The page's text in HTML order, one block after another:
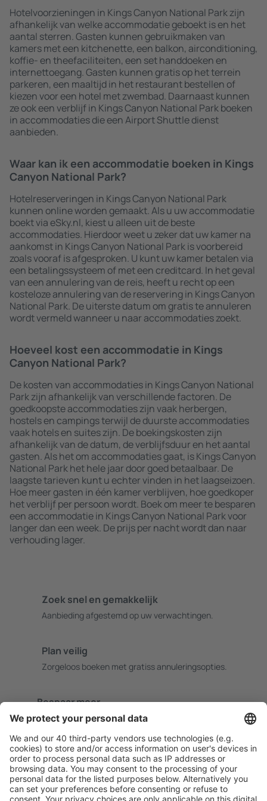
Hotelvoorzieningen in Kings Canyon National Park zijn
afhankelijk van welke accommodatie geboekt is en het
aantal sterren. Gasten kunnen gebruikmaken van
kamers met een kitchenette, een balkon, airconditioning,
koffie- en theefaciliteiten, een set handdoeken en
internettoegang. Gasten kunnen gratis op het terrein
parkeren, een maaltijd in het restaurant bestellen of
kiezen voor een hotel met zwembad. Daarnaast kunnen
ze ook een verblijf in Kings Canyon National Park boeken
in accommodaties die een Airport Shuttle dienst
aanbieden.
Waar kan ik een accommodatie boeken in Kings
Canyon National Park?
Hotelreserveringen in Kings Canyon National Park
kunnen online worden gemaakt. Als u uw accommodatie
boekt via eSky.nl, kiest u alleen uit de beste
accommodaties. Hierdoor weet u zeker dat uw kamer na
aankomst in Kings Canyon National Park is voorbereid
zoals vooraf is afgesproken. U kunt uw kamer betalen via
een betalingssysteem of met een creditcard. In het geval
van een annulering van de reis, heeft u recht op een
kosteloze annulering van de reservering in Kings Canyon
National Park. De uiterste datum om gratis te annuleren
wordt vermeld wanneer u naar accommodaties zoekt.
Hoeveel kost een accommodatie in Kings
Canyon National Park?
De kosten van accommodaties in Kings Canyon National
Park zijn afhankelijk van verschillende factoren. De
goedkoopste accommodaties zijn vaak herbergen,
hostels en campings terwijl de duurste accommodaties
vaak hotels en suites zijn. De boekingskosten zijn
afhankelijk van de datum, de verblijfsduur en het aantal
gasten. Als het om accommodaties gaat, is Kings Canyon
National Park het hele jaar door goed betaalbaar. De
laagste tarieven kunt u echter vinden in het laagseizoen.
Hoe meer gasten in één kamer verblijven, hoe goedkoper
het verblijf per persoon wordt. Boek om meer te besparen
een accommodatie in Kings Canyon National Park voor
langer dan een week. De prijs per nacht wordt dan naar
verhouding lager.
Zoek snel en gemakkelijk
Aanbieding afgestemd op uw verwachtingen.
Plan veilig
Zorgeloos boeken met gratiss annuleringsopties.
Bespaar meer
Reisaanbiedingen en speciale aanbiedingen voor
geregistreerde gebruikers.
Accommodaties die u bevallen
Kies uit meer dan 1,3 miljoen accommodaties: hotels,
jeugdherbergen, appartementen en meer.